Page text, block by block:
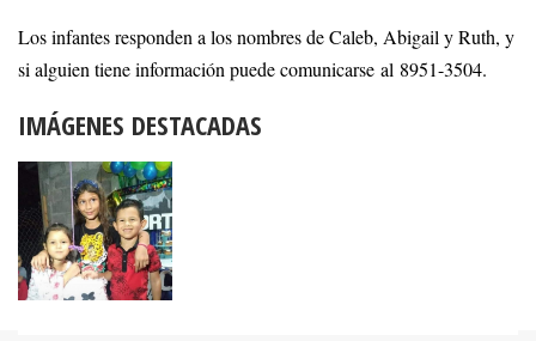
Los infantes responden a los nombres de Caleb, Abigail y Ruth, y
si alguien tiene información puede comunicarse al 8951-3504.
IMÁGENES DESTACADAS